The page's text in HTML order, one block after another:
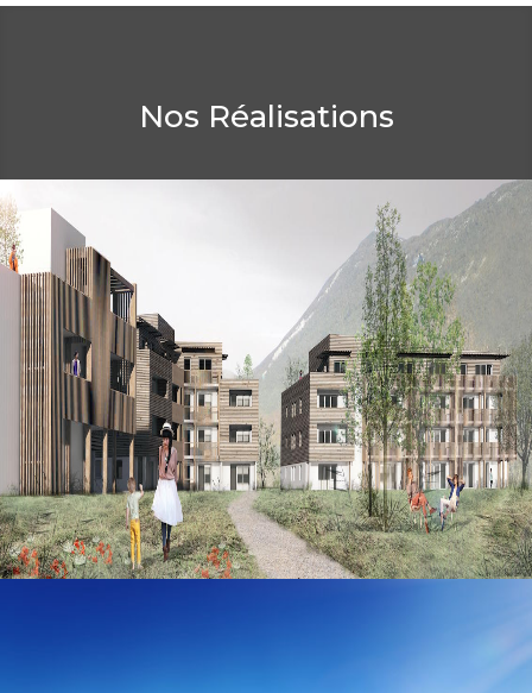
Nos Réalisations